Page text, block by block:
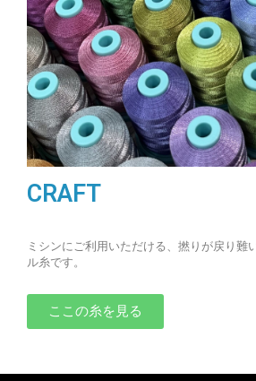
CRAFT
ミシンにご利用いただける、撚りが戻り難
ル糸です。
ここの糸を見る